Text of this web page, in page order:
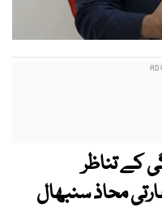
کے تناظر
محاذ سنبھال